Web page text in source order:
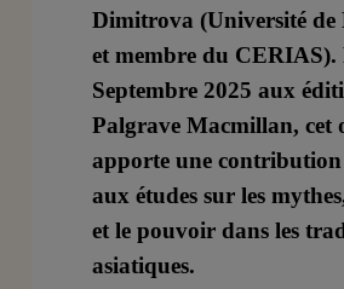
Dimitrova (Université
et membre du CERIAS).
Septembre 2025 aux
Palgrave Macmillan, cet
apporte une contribution
aux études sur les
et le pouvoir dans les
asiatiques.